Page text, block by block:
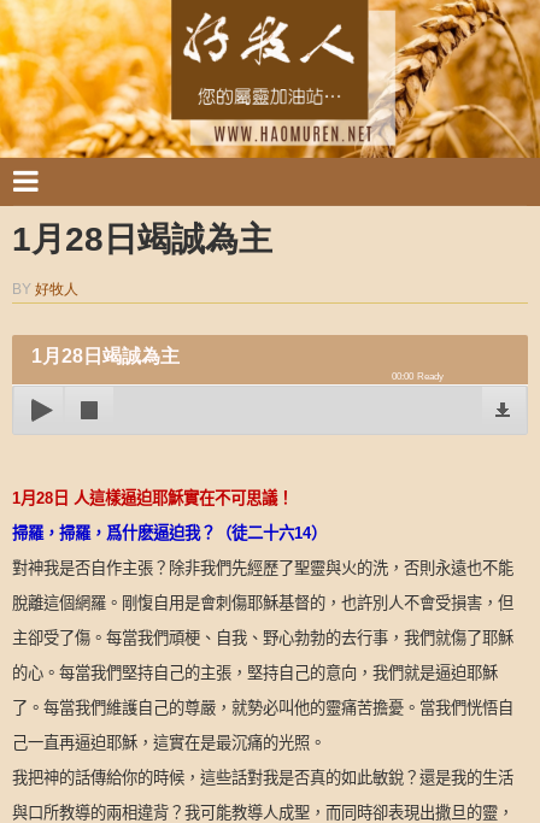
1月28日竭誠為主
BY 好牧人
1月28日竭誠為主
00:00 Ready
1月 28 日 人這樣逼迫耶穌實在不可思議！
掃羅，掃羅，爲什麽逼迫我？（徒二十六14）
對神我是否自作主張？除非我們先經歷了聖靈與火的洗，否則永遠也不能
脫離這個網羅。剛愎自用是會刺傷耶穌基督的，也許別人不會受損害，但
主卻受了傷。每當我們頑梗、自我、野心勃勃的去行事，我們就傷了耶穌
的心。每當我們堅持自己的主張，堅持自己的意向，我們就是逼迫耶穌
了。每當我們維護自己的尊嚴，就勢必叫他的靈痛苦擔憂。當我們恍悟自
己一直再逼迫耶穌，這實在是最沉痛的光照。
我把神的話傳給你的時候，這些話對我是否真的如此敏銳？還是我的生活
與口所教導的兩相違背？我可能教導人成聖，而同時卻表現出撒旦的靈，